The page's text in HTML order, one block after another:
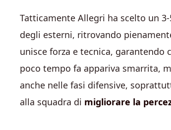
Tatticamente Allegri ha scelto un
degli esterni, ritrovando
unisce forza e tecnica, garantendo
poco tempo fa appariva smarrita,
anche nelle fasi difensive,
alla squadra di migliorare la